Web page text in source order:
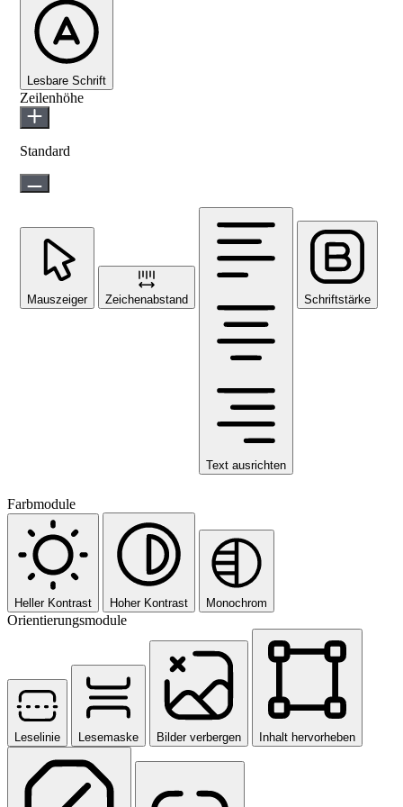
Lesbare Schrift
Zeilenhöhe
Standard
Mauszeiger Zeichenabstand
Text ausrichten
Schriftstärke
Farbmodule
Heller Kontrast Hoher Kontrast Monochrom
Orientierungsmodule
Leselinie Lesemaske Bilder verbergen Inhalt hervorheben